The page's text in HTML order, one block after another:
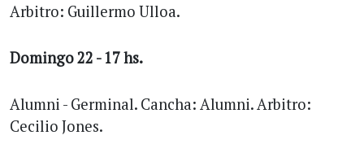
Arbitro: Guillermo Ulloa.
Domingo 22 - 17 hs.
Alumni - Germinal. Cancha: Alumni. Arbitro:
Cecilio Jones.